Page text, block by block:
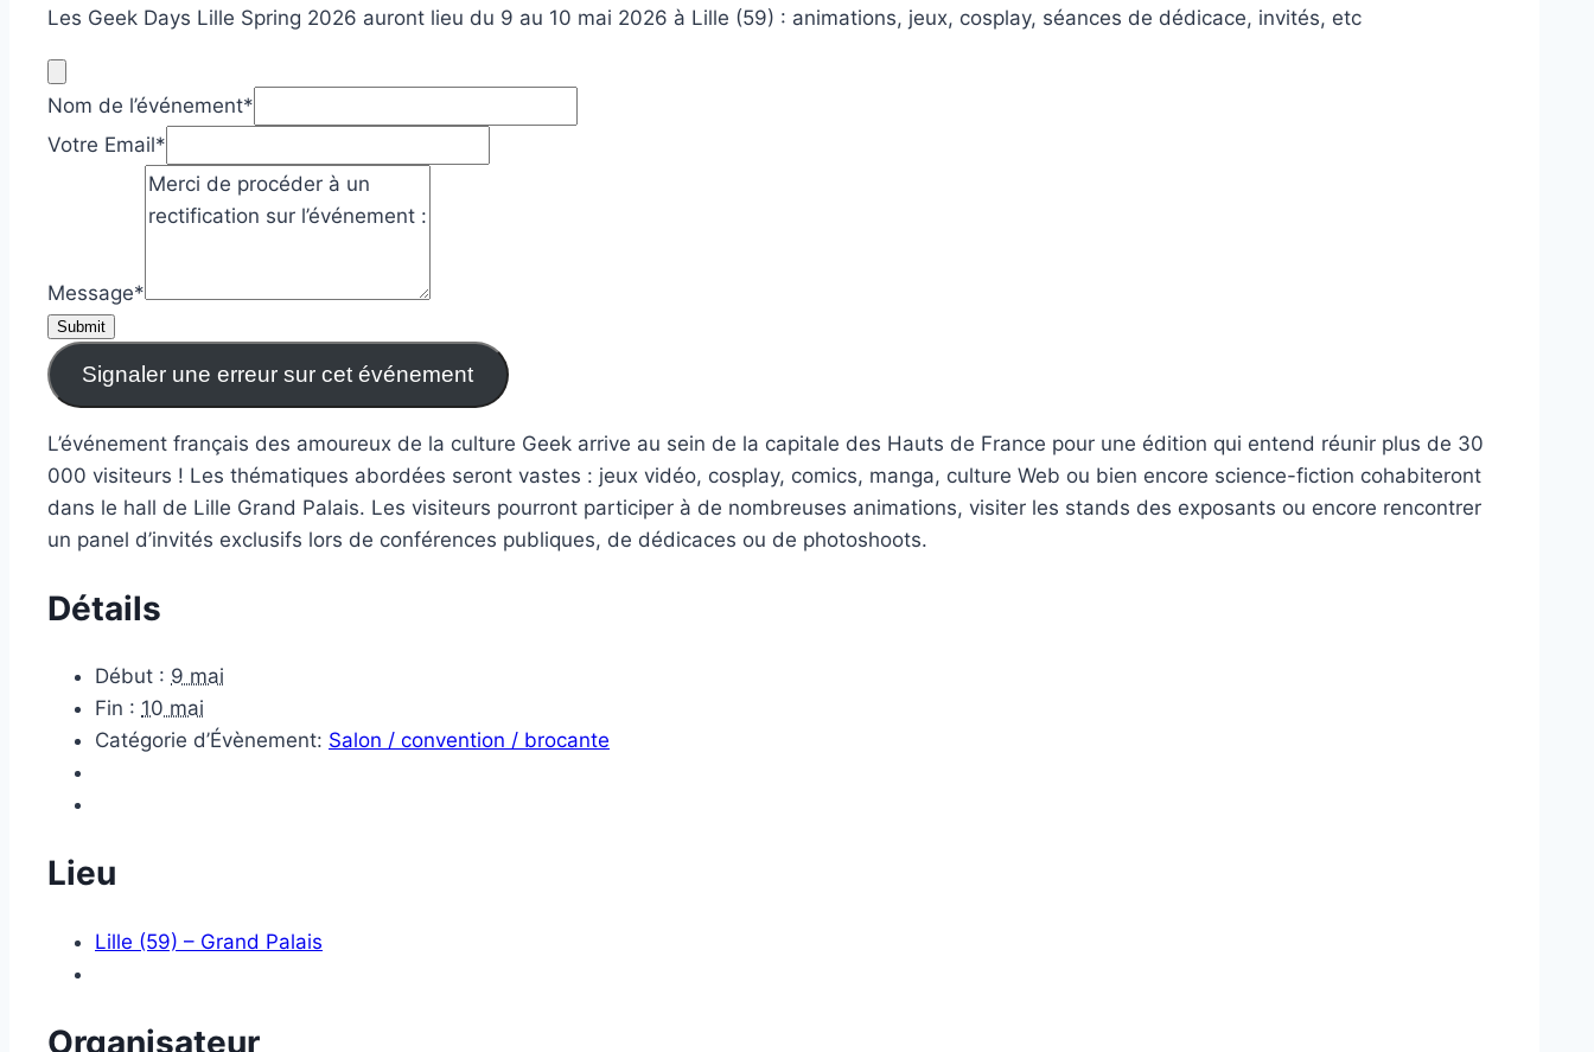
Les Geek Days Lille Spring 2026 auront lieu du 9 au 10 mai 2026 à Lille (59) : animations, jeux, cosplay, séances de dédicace, invités, etc
Nom de l’événement*
Votre Email*
Message*
Submit
Signaler une erreur sur cet événement
L’événement français des amoureux de la culture Geek arrive au sein de la capitale des Hauts de France pour une édition qui entend réunir plus de 30
000 visiteurs ! Les thématiques abordées seront vastes : jeux vidéo, cosplay, comics, manga, culture Web ou bien encore science-fiction cohabiteront
dans le hall de Lille Grand Palais. Les visiteurs pourront participer à de nombreuses animations, visiter les stands des exposants ou encore rencontrer
un panel d’invités exclusifs lors de conférences publiques, de dédicaces ou de photoshoots.
Détails
Début : 9 mai
Fin : 10 mai
Catégorie d’Évènement: Salon / convention / brocante
Lieu
Lille (59) – Grand Palais
Organisateur